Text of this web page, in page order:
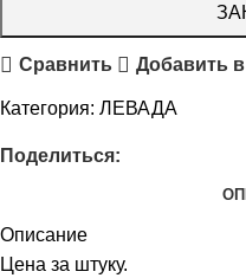
Сравнить Добавить
Категория: ЛЕВАДА
Поделиться:
Описание
Цена за штуку.